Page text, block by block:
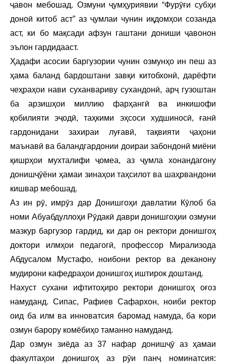
ҷавон мебошад. Озмуни ҷумҳуриявии “Фурӯғи субҳи
доноӣ китоб аст” аз ҷумлаи чунин иқдомҳои созанда
аст, ки бо мақсади афзун гаштани дониши ҷавонон
эълон гардидааст.
Ҳадафи асосии баргузории чунин озмунҳо ин пеш аз
ҳама баланд бардоштани завқи китобхонӣ, дарёфти
чеҳраҳои нави суханвариву сухандонӣ, арҷ гузоштан
ба арзишҳои миллию фарҳангӣ ва инкишофи
қобилияти эҷодӣ, таҳкими эҳсоси худшиносӣ, ғанӣ
гардонидани захираи луғавӣ, тақвияти ҷаҳони
маънавӣ ва баландгардонии доираи забондонӣ миёни
қишрҳои мухталифи ҷомеа, аз ҷумла хонандагону
донишҷӯёни ҳамаи зинаҳои таҳсилот ва шаҳрвандони
кишвар мебошад.
Аз ин рӯ, имрӯз дар Донишгоҳи давлатии Кӯлоб ба
номи Абуабдуллоҳи Рӯдакӣ даври донишгоҳии озмуни
мазкур баргузор гардид, ки дар он ректори донишгоҳ
доктори илмҳои педагогӣ, профессор Мирализода
Абдусалом Мустафо, ноибони ректор ва деканону
мудирони кафедраҳои донишгоҳ иштирок доштанд.
Нахуст сухани ифтитоҳиро ректори донишгоҳ оғоз
намуданд. Сипас, Рафиев Сафархон, ноиби ректор
оид ба илм ва инноватсия баромад намуда, ба кори
озмун барору комёбиҳо таманно намуданд.
Дар озмун зиёда аз 37 нафар донишҷӯ аз ҳамаи
факултаҳои донишгоҳ аз рӯи панҷ номинатсия: